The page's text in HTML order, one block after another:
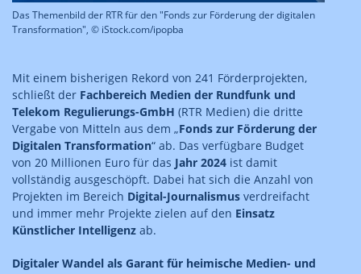
Das Themenbild der RTR für den "Fonds zur Förderung der digitalen
Transformation", © iStock.com/ipopba
Mit einem bisherigen Rekord von 241 Förderprojekten,
schließt der Fachbereich Medien der Rundfunk und
Telekom Regulierungs-GmbH (RTR Medien) die dritte
Vergabe von Mitteln aus dem „Fonds zur Förderung der
Digitalen Transformation“ ab. Das verfügbare Budget
von 20 Millionen Euro für das Jahr 2024 ist damit
vollständig ausgeschöpft. Dabei hat sich die Anzahl von
Projekten im Bereich Digital-Journalismus verdreifacht
und immer mehr Projekte zielen auf den Einsatz
Künstlicher Intelligenz ab.
Digitaler Wandel als Garant für heimische Medien- und